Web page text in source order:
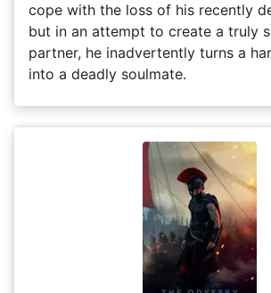
cope with the loss of his recently
but in an attempt to create a truly
partner, he inadvertently turns a
into a deadly soulmate.